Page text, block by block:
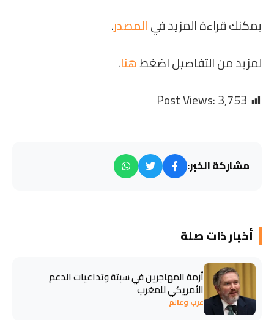
يمكنك قراءة المزيد فيالمصدر.
لمزيد من التفاصيل اضغطهنا.
Post Views:3٬753
مشاركة الخبر:
أخبار ذات صلة
أزمة المهاجرين في سبتة وتداعيات الدعم
الأمريكي للمغرب
عرب وعالم